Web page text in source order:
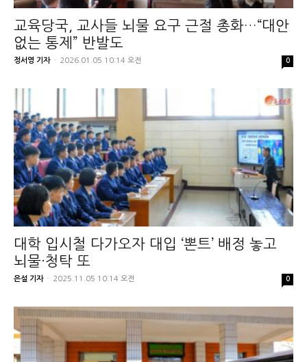
교육당국, 교사들 뇌물 요구 근절 총화…“대안
없는 통제” 반발도
정서영 기자 - 2026.01.05 10:14 오전 0
대학 입시철 다가오자 대입 ‘뽄트’ 배정 놓고
뇌물·청탁 또
은설 기자 - 2025.11.05 10:14 오전 0